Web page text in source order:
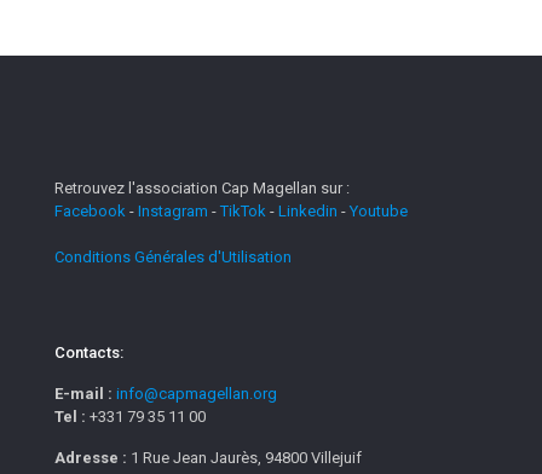
Retrouvez l'association Cap Magellan sur :
Facebook - Instagram -TikTok - Linkedin - Youtube
Conditions Générales d'Utilisation
Contacts:
E-mail : info@capmagellan.org
Tel : +331 79 35 11 00
Adresse : 1 Rue Jean Jaurès, 94800 Villejuif